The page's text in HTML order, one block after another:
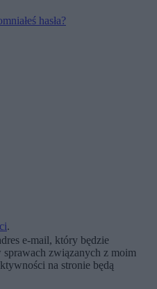
hasła?
.
e-mail, który będzie
związanych z moim
na stronie będą